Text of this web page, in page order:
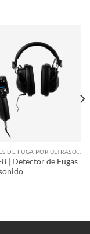
8 | Detector de Fugas